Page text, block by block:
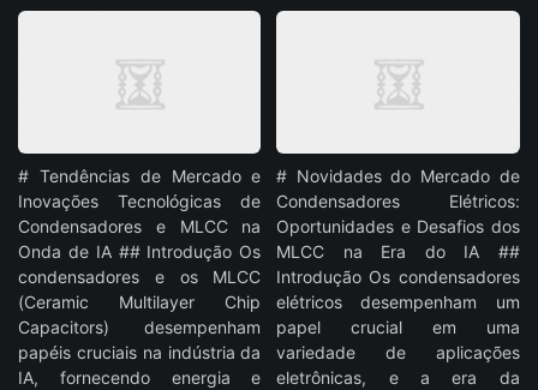
# Tendências de Mercado e
Inovações Tecnológicas de
Condensadores e MLCC na
Onda de IA ## Introdução Os
condensadores e os MLCC
(Ceramic Multilayer Chip
Capacitors) desempenham
papéis cruciais na indústria da
IA, fornecendo energia e
# Novidades do Mercado de
Condensadores Elétricos:
Oportunidades e Desafios dos
MLCC na Era do IA ##
Introdução Os condensadores
elétricos desempenham um
papel crucial em uma
variedade de aplicações
eletrônicas, e a era da